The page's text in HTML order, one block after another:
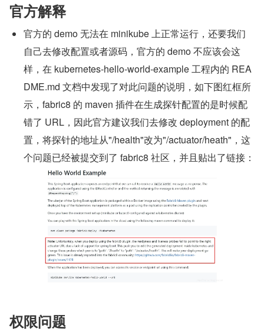
官方解释
官方的 demo 无法在 minikube 上正常运行，还要我们
自己去修改配置或者源码，官方的 demo 不应该会这
样，在 kubernetes-hello-world-example 工程内的 REA
DME.md 文档中发现了对此问题的说明，如下图红框所
示，fabric8 的 maven 插件在生成探针配置的是时候配
错了 URL，因此官方建议我们去修改 deployment 的配
置，将探针的地址从"/health"改为"/actuator/heath"，这
个问题已经被提交到了 fabric8 社区，并且贴出了链接：
权限问题